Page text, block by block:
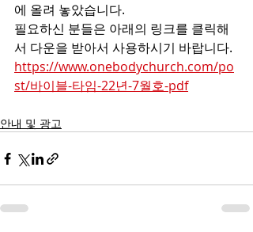
에 올려 놓았습니다.
필요하신 분들은 아래의 링크를 클릭해
서 다운을 받아서 사용하시기 바랍니다.
https://www.onebodychurch.com/po
st/바이블-타임-22년-7월호-pdf
안내 및 광고